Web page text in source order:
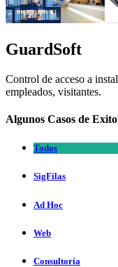
GuardSoft
Control de acceso a
empleados, visitantes.
Algunos Casos de Exito
Todos
SigFilas
Ad Hoc
Web
Consultoría